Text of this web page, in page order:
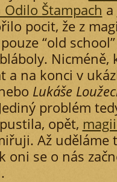
Odilo Štampach a
pocit, že z
“old
Nicméně,
a na konci v
Lukáše
problém
opět,
Až uděláme
oni se o nás